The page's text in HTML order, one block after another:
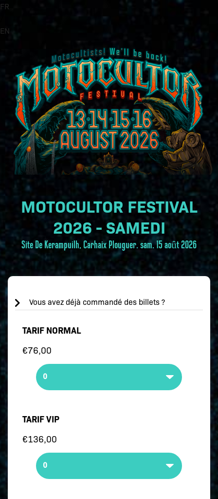
FR
EN
MOTOCULTOR FESTIVAL
2026 - SAMEDI
Site De Kerampuilh, Carhaix Plouguer.sam. 15 août 2026
Vous avez déjà commandé des billets ?
TARIF NORMAL
€76,00
TARIF VIP
€136,00